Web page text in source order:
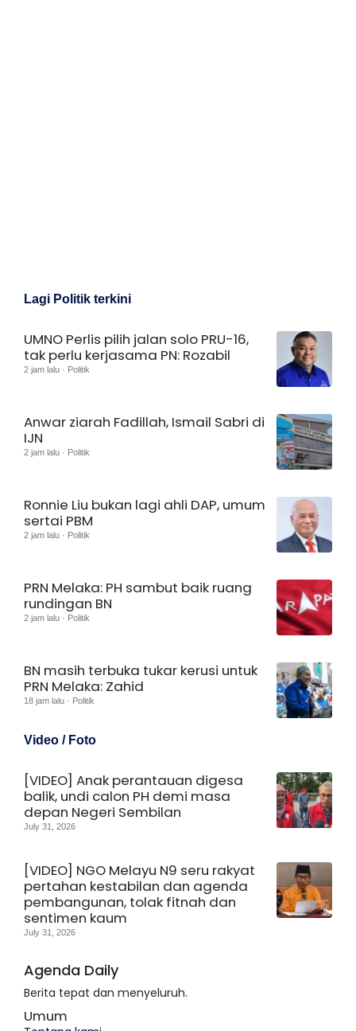
Lagi Politik terkini
UMNO Perlis pilih jalan solo PRU-16,
tak perlu kerjasama PN: Rozabil
2 jam lalu · Politik
Anwar ziarah Fadillah, Ismail Sabri di
IJN
2 jam lalu · Politik
Ronnie Liu bukan lagi ahli DAP, umum
sertai PBM
2 jam lalu · Politik
PRN Melaka: PH sambut baik ruang
rundingan BN
2 jam lalu · Politik
BN masih terbuka tukar kerusi untuk
PRN Melaka: Zahid
18 jam lalu · Politik
Video / Foto
[VIDEO] Anak perantauan digesa
balik, undi calon PH demi masa
depan Negeri Sembilan
July 31, 2026
[VIDEO] NGO Melayu N9 seru rakyat
pertahan kestabilan dan agenda
pembangunan, tolak fitnah dan
sentimen kaum
July 31, 2026
Agenda Daily
Berita tepat dan menyeluruh.
Umum